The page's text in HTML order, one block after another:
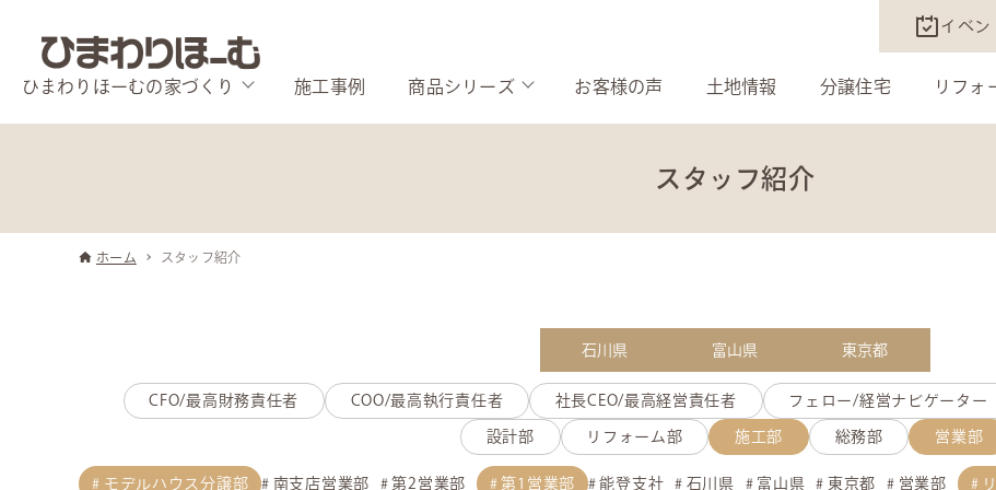
イベン
ひまわりほーむの家づくり 施工事例 商品シリーズ お客様の声 土地情報 分譲住宅 リフォ
スタッフ紹介
ホーム スタッフ紹介
石川県 富山県 東京都
CFO/最高財務責任者 COO/最高執行責任者 社長CEO/最高経営責任者 フェロー/経営ナビゲーター
設計部 リフォーム部 施工部 総務部 営業部
モデルハウス分譲部 南支店営業部 第2営業部 第1営業部 能登支社 石川県 富山県 東京都 営業部